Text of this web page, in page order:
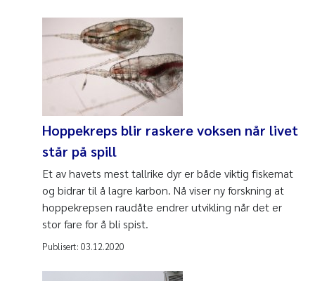
Hoppekreps blir raskere voksen når livet
står på spill
Et av havets mest tallrike dyr er både viktig fiskemat
og bidrar til å lagre karbon. Nå viser ny forskning at
hoppekrepsen raudåte endrer utvikling når det er
stor fare for å bli spist.
Publisert: 03.12.2020